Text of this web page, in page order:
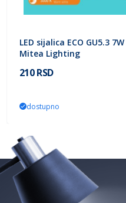
LED sijalica ECO GU5.3
Mitea Lighting
210 RSD
dostupno